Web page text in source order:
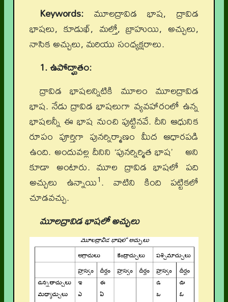
Keywords: మూలద్రావిడ భాష, ద్రావిడ
భాషలు, కూడుఖ్, మల్తో, బ్రాహుయి, అచ్చులు,
నాసిక అచ్చులు, మరియు సంధ్యక్షరాలు.
1. ఉపోద్ఘాతం:
ద్రావిడ భాషలన్నిటికి మూలం మూలద్రావిడ
భాష. నేడు ద్రావిడ భాషలుగా వ్యవహారంలో ఉన్న
భాషలన్నీ ఈ భాష నుంచి పుట్టినవే. దీని ఆధునిక
రూపం పూర్తిగా పునర్నిర్మాణం మీద ఆధారపడి
ఉంది. అందువల్ల దీనిని ‘పునర్నిర్మిత భాష’ అని
కూడా అంటారు. మూల ద్రావిడ భాషలో పది
అచ్చులు ఉన్నాయి1. వాటిని కింది పట్టికలో
చూడవచ్చు.
మూలద్రావిడ భాషలో అచ్చులు